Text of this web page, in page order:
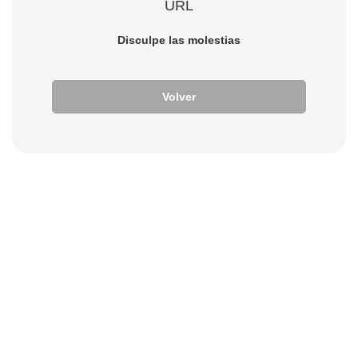
URL
Disculpe las molestias
Volver